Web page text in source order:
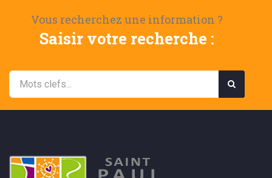
Vous recherchez une information ?
Saisir votre recherche :